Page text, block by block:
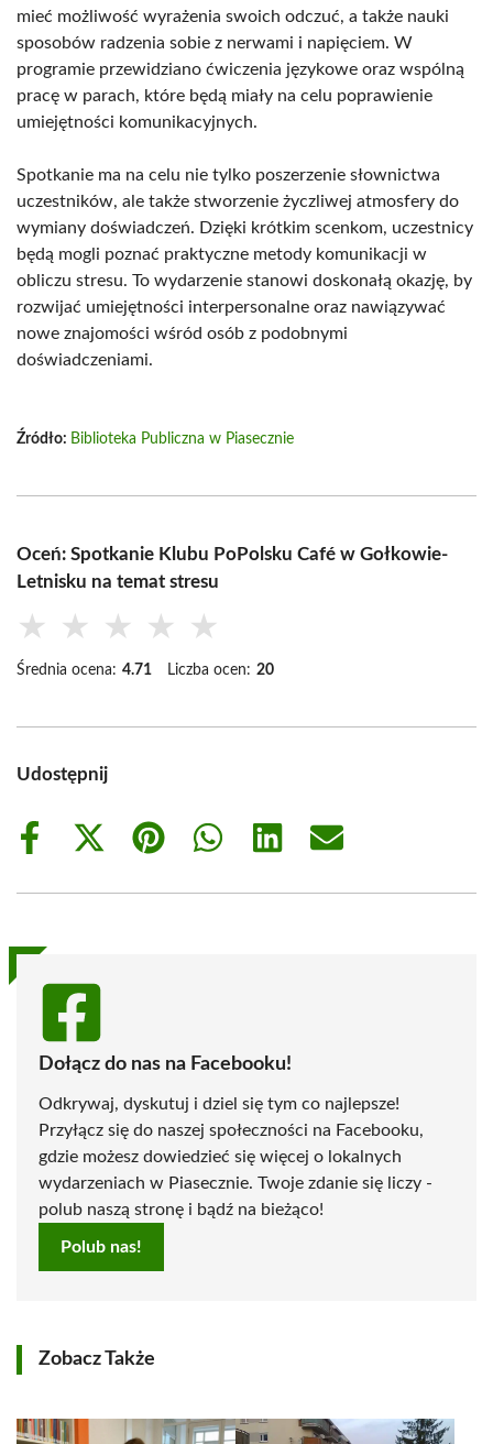
mieć możliwość wyrażenia swoich odczuć, a także nauki
sposobów radzenia sobie z nerwami i napięciem. W
programie przewidziano ćwiczenia językowe oraz wspólną
pracę w parach, które będą miały na celu poprawienie
umiejętności komunikacyjnych.
Spotkanie ma na celu nie tylko poszerzenie słownictwa
uczestników, ale także stworzenie życzliwej atmosfery do
wymiany doświadczeń. Dzięki krótkim scenkom, uczestnicy
będą mogli poznać praktyczne metody komunikacji w
obliczu stresu. To wydarzenie stanowi doskonałą okazję, by
rozwijać umiejętności interpersonalne oraz nawiązywać
nowe znajomości wśród osób z podobnymi
doświadczeniami.
Źródło: Biblioteka Publiczna w Piasecznie
Oceń: Spotkanie Klubu PoPolsku Café w Gołkowie-
Letnisku na temat stresu
★ ★ ★ ★ ★
Średnia ocena: 4.71 Liczba ocen: 20
Udostępnij
Share
Share
(Twitter)
Share
Share
Share
Share
Dołącz do nas na Facebooku!
Odkrywaj, dyskutuj i dziel się tym co najlepsze!
Przyłącz się do naszej społeczności na Facebooku,
gdzie możesz dowiedzieć się więcej o lokalnych
wydarzeniach w Piasecznie. Twoje zdanie się liczy -
polub naszą stronę i bądź na bieżąco!
Polub nas!
Zobacz Także